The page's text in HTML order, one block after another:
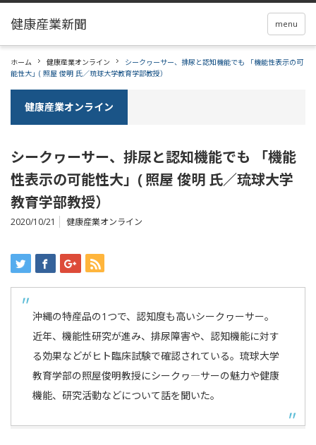
menu
ホーム 健康産業オンライン
シークヮーサー、排尿と認知機能でも 「機能性表示の可
能性大」( 照屋 俊明 氏／琉球大学教育学部教授）
健康産業オンライン
シークヮーサー、排尿と認知機能でも 「機能
性表示の可能性大」( 照屋 俊明 氏／琉球大学
教育学部教授）
2020/10/21 健康産業オンライン
沖縄の特産品の1つで、認知度も高いシークヮーサー。
近年、機能性研究が進み、排尿障害や、認知機能に対す
る効果などがヒト臨床試験で確認されている。琉球大学
教育学部の照屋俊明教授にシークヮ―サーの魅力や健康
機能、研究活動などについて話を聞いた。